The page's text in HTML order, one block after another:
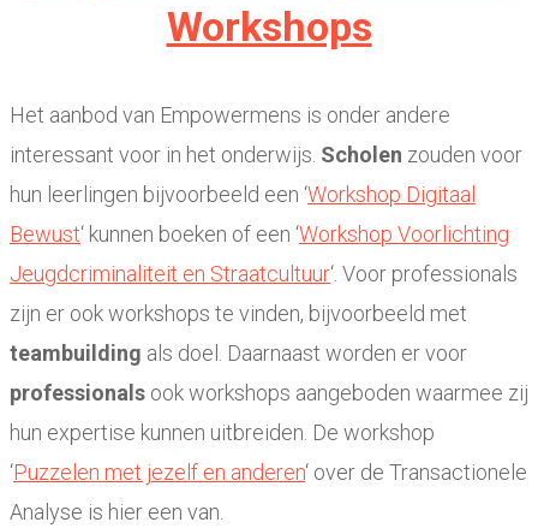
Workshops
Het aanbod van Empowermens is onder andere
interessant voor in het onderwijs. Scholen zouden voor
hun leerlingen bijvoorbeeld een ‘Workshop Digitaal
Bewust‘ kunnen boeken of een ‘Workshop Voorlichting
Jeugdcriminaliteit en Straatcultuur‘. Voor professionals
zijn er ook workshops te vinden, bijvoorbeeld met
teambuilding als doel. Daarnaast worden er voor
professionals ook workshops aangeboden waarmee zij
hun expertise kunnen uitbreiden. De workshop
‘Puzzelen met jezelf en anderen‘ over de Transactionele
Analyse is hier een van.